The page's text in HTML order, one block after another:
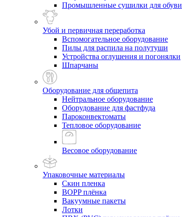
Промышленные сушилки для обуви
Убой и первичная переработка
Вспомогательное оборудование
Пилы для распила на полутуши
Устройства оглушения и погонялки
Шпарчаны
Оборудование для общепита
Нейтральное оборудование
Оборудование для фастфуда
Пароконвектоматы
Тепловое оборудование
Весовое оборудование
Упаковочные материалы
Скин пленка
BOPP плёнка
Вакуумные пакеты
Лотки